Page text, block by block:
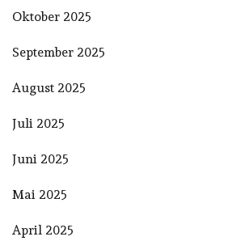
Oktober 2025
September 2025
August 2025
Juli 2025
Juni 2025
Mai 2025
April 2025